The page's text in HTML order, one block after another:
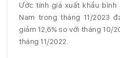
Ước tính giá xuất khẩu
Nam trong tháng 11/2023
giảm 12,6% so với tháng 10/
tháng 11/2022.